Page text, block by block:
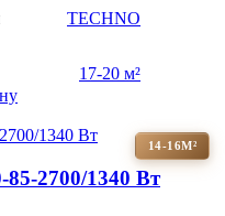
TECHNO
17-20 м²
14-16М²
2700/1340 Вт